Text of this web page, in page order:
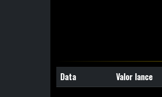
Data Valor lance